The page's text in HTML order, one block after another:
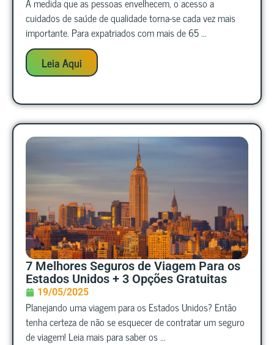
cuidados de saúde de qualidade torna-se cada vez mais
importante. Para expatriados com mais de 65 ...
Leia Aqui
7 Melhores Seguros de Viagem Para os
Estados Unidos + 3 Opções Gratuitas
19/05/2025
Planejando uma viagem para os Estados Unidos? Então
tenha certeza de não se esquecer de contratar um seguro
de viagem! Leia mais para saber os ...